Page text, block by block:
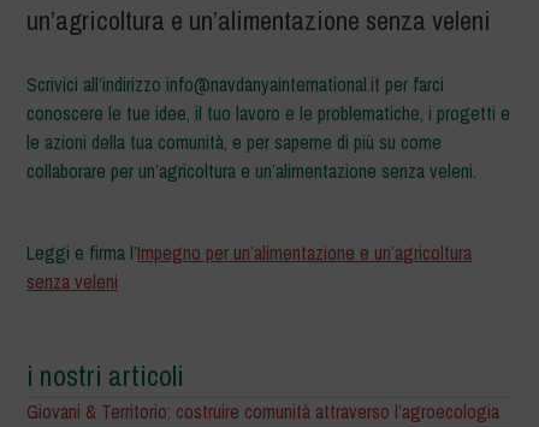
un’agricoltura e un’alimentazione senza veleni
Scrivici all’indirizzo info@navdanyainternational.it per farci
conoscere le tue idee, il tuo lavoro e le problematiche, i progetti e
le azioni della tua comunità, e per saperne di più su come
collaborare per un’agricoltura e un’alimentazione senza veleni.
Leggi e firma l’Impegno per un’alimentazione e un’agricoltura
senza veleni
i nostri articoli
Giovani & Territorio: costruire comunità attraverso l’agroecologia